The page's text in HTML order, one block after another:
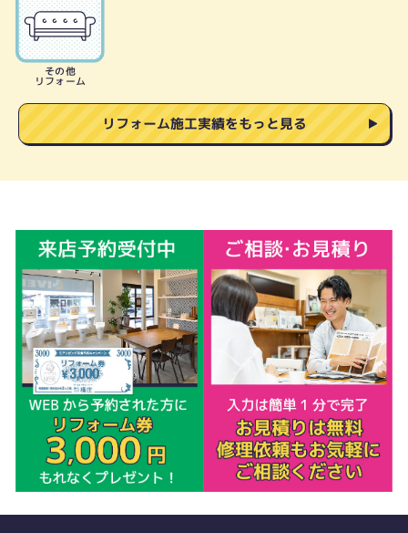
その他
リフォーム
リフォーム施工実績をもっと見る